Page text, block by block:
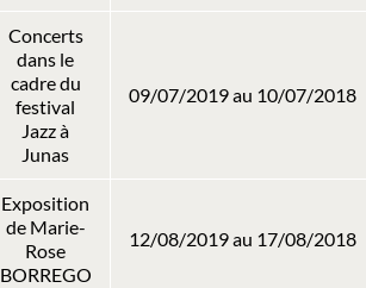
Concerts
dans le
cadre du
festival
Jazz à
Junas
09/07/2019 au 10/07/2018
Exposition
de Marie-
Rose
BORREGO
12/08/2019 au 17/08/2018